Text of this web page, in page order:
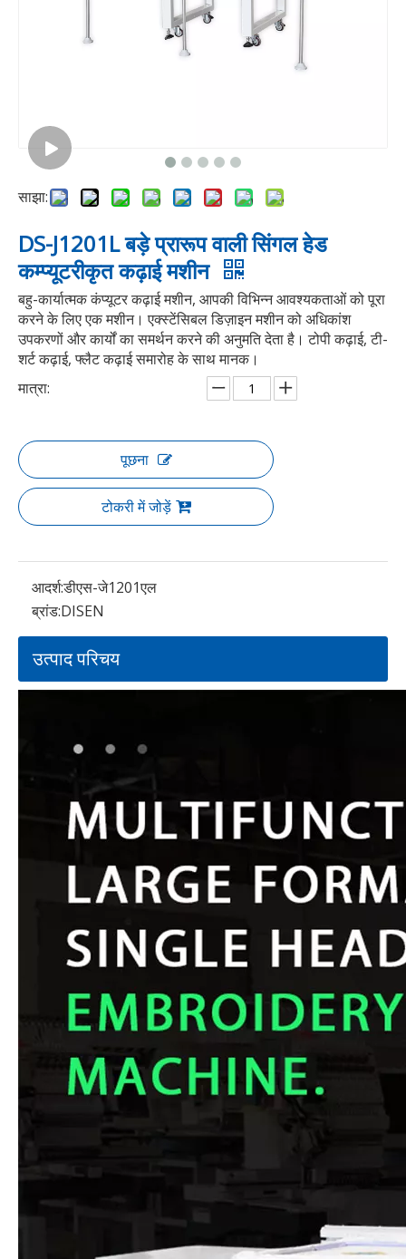
साझा:
DS-J1201L बड़े प्रारूप वाली सिंगल हेड
कम्प्यूटरीकृत कढ़ाई मशीन
बहु-कार्यात्मक कंप्यूटर कढ़ाई मशीन, आपकी विभिन्न आवश्यकताओं को पूरा
करने के लिए एक मशीन। एक्स्टेंसिबल डिज़ाइन मशीन को अधिकांश
उपकरणों और कार्यों का समर्थन करने की अनुमति देता है। टोपी कढ़ाई, टी-
शर्ट कढ़ाई, फ्लैट कढ़ाई समारोह के साथ मानक।
मात्रा:
पूछना
टोकरी में जोड़ें
आदर्श:डीएस-जे1201एल
ब्रांड:DISEN
उत्पाद परिचय